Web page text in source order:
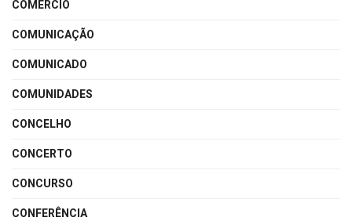
COMÉRCIO
COMUNICAÇÃO
COMUNICADO
COMUNIDADES
CONCELHO
CONCERTO
CONCURSO
CONFERÊNCIA